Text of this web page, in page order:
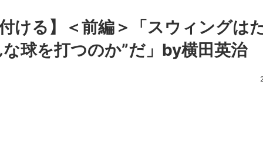
ける】＜前編＞「スウィングは
球を打つのか”だ」by横田英治